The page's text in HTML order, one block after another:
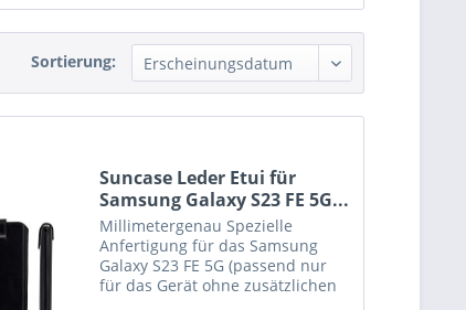
Sortierung:
Suncase Leder Etui für
Samsung Galaxy S23 FE 5G...
Millimetergenau Spezielle
Anfertigung für das Samsung
Galaxy S23 FE 5G (passend nur
für das Gerät ohne zusätzlichen